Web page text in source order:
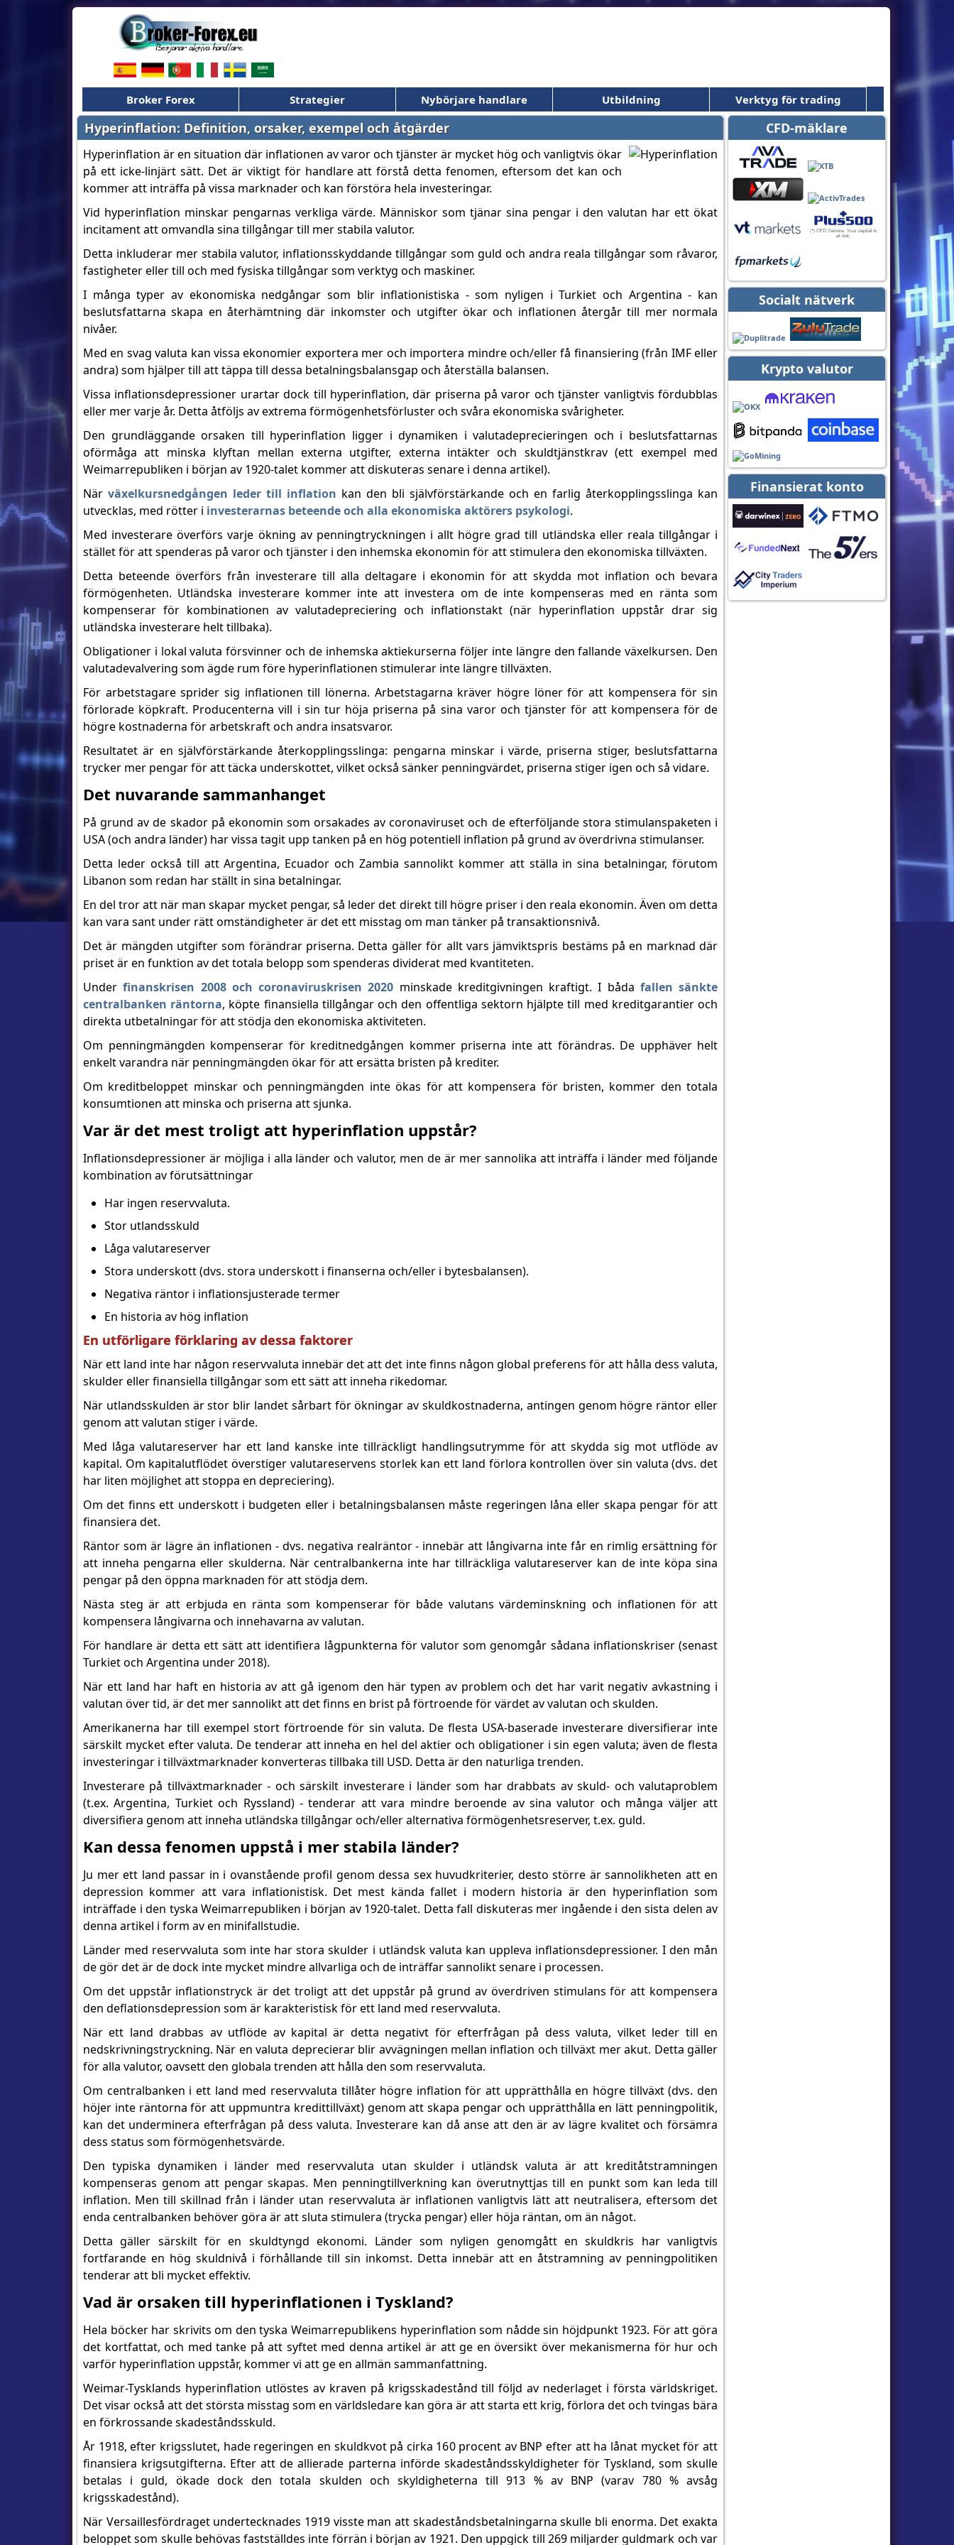
Broker Forex Strategier Nybörjare handlare Utbildning Verktyg för trading
CFD-mäklare
Socialt nätverk
Krypto valutor
Finansierat konto
Hyperinflation: Definition, orsaker, exempel och åtgärder
Hyperinflation är en situation där inflationen av varor och tjänster är mycket hög och vanligtvis ökar
på ett icke-linjärt sätt. Det är viktigt för handlare att förstå detta fenomen, eftersom det kan och
kommer att inträffa på vissa marknader och kan förstöra hela investeringar.
Vid hyperinflation minskar pengarnas verkliga värde. Människor som tjänar sina pengar i den valutan har ett ökat
incitament att omvandla sina tillgångar till mer stabila valutor.
Detta inkluderar mer stabila valutor, inflationsskyddande tillgångar som guld och andra reala tillgångar som råvaror,
fastigheter eller till och med fysiska tillgångar som verktyg och maskiner.
I många typer av ekonomiska nedgångar som blir inflationistiska - som nyligen i Turkiet och Argentina - kan
beslutsfattarna skapa en återhämtning där inkomster och utgifter ökar och inflationen återgår till mer normala
nivåer.
Med en svag valuta kan vissa ekonomier exportera mer och importera mindre och/eller få finansiering (från IMF eller
andra) som hjälper till att täppa till dessa betalningsbalansgap och återställa balansen.
Vissa inflationsdepressioner urartar dock till hyperinflation, där priserna på varor och tjänster vanligtvis fördubblas
eller mer varje år. Detta åtföljs av extrema förmögenhetsförluster och svåra ekonomiska svårigheter.
Den grundläggande orsaken till hyperinflation ligger i dynamiken i valutadeprecieringen och i beslutsfattarnas
oförmåga att minska klyftan mellan externa utgifter, externa intäkter och skuldtjänstkrav (ett exempel med
Weimarrepubliken i början av 1920-talet kommer att diskuteras senare i denna artikel).
När växelkursnedgången leder till inflation kan den bli självförstärkande och en farlig återkopplingsslinga kan
utvecklas, med rötter i investerarnas beteende och alla ekonomiska aktörers psykologi.
Med investerare överförs varje ökning av penningtryckningen i allt högre grad till utländska eller reala tillgångar i
stället för att spenderas på varor och tjänster i den inhemska ekonomin för att stimulera den ekonomiska tillväxten.
Detta beteende överförs från investerare till alla deltagare i ekonomin för att skydda mot inflation och bevara
förmögenheten. Utländska investerare kommer inte att investera om de inte kompenseras med en ränta som
kompenserar för kombinationen av valutadepreciering och inflationstakt (när hyperinflation uppstår drar sig
utländska investerare helt tillbaka).
Obligationer i lokal valuta försvinner och de inhemska aktiekurserna följer inte längre den fallande växelkursen. Den
valutadevalvering som ägde rum före hyperinflationen stimulerar inte längre tillväxten.
För arbetstagare sprider sig inflationen till lönerna. Arbetstagarna kräver högre löner för att kompensera för sin
förlorade köpkraft. Producenterna vill i sin tur höja priserna på sina varor och tjänster för att kompensera för de
högre kostnaderna för arbetskraft och andra insatsvaror.
Resultatet är en självförstärkande återkopplingsslinga: pengarna minskar i värde, priserna stiger, beslutsfattarna
trycker mer pengar för att täcka underskottet, vilket också sänker penningvärdet, priserna stiger igen och så vidare.
Det nuvarande sammanhanget
På grund av de skador på ekonomin som orsakades av coronaviruset och de efterföljande stora stimulanspaketen i
USA (och andra länder) har vissa tagit upp tanken på en hög potentiell inflation på grund av överdrivna stimulanser.
Detta leder också till att Argentina, Ecuador och Zambia sannolikt kommer att ställa in sina betalningar, förutom
Libanon som redan har ställt in sina betalningar.
En del tror att när man skapar mycket pengar, så leder det direkt till högre priser i den reala ekonomin. Även om detta
kan vara sant under rätt omständigheter är det ett misstag om man tänker på transaktionsnivå.
Det är mängden utgifter som förändrar priserna. Detta gäller för allt vars jämviktspris bestäms på en marknad där
priset är en funktion av det totala belopp som spenderas dividerat med kvantiteten.
Underfinanskrisen 2008 och coronaviruskrisen 2020 minskade kreditgivningen kraftigt. I båda fallen sänkte
centralbanken räntorna, köpte finansiella tillgångar och den offentliga sektorn hjälpte till med kreditgarantier och
direkta utbetalningar för att stödja den ekonomiska aktiviteten.
Om penningmängden kompenserar för kreditnedgången kommer priserna inte att förändras. De upphäver helt
enkelt varandra när penningmängden ökar för att ersätta bristen på krediter.
Om kreditbeloppet minskar och penningmängden inte ökas för att kompensera för bristen, kommer den totala
konsumtionen att minska och priserna att sjunka.
Var är det mest troligt att hyperinflation uppstår?
Inflationsdepressioner är möjliga i alla länder och valutor, men de är mer sannolika att inträffa i länder med följande
kombination av förutsättningar
Har ingen reservvaluta.
Stor utlandsskuld
Låga valutareserver
Stora underskott (dvs. stora underskott i finanserna och/eller i bytesbalansen).
Negativa räntor i inflationsjusterade termer
En historia av hög inflation
En utförligare förklaring av dessa faktorer
När ett land inte har någon reservvaluta innebär det att det inte finns någon global preferens för att hålla dess valuta,
skulder eller finansiella tillgångar som ett sätt att inneha rikedomar.
När utlandsskulden är stor blir landet sårbart för ökningar av skuldkostnaderna, antingen genom högre räntor eller
genom att valutan stiger i värde.
Med låga valutareserver har ett land kanske inte tillräckligt handlingsutrymme för att skydda sig mot utflöde av
kapital. Om kapitalutflödet överstiger valutareservens storlek kan ett land förlora kontrollen över sin valuta (dvs. det
har liten möjlighet att stoppa en depreciering).
Om det finns ett underskott i budgeten eller i betalningsbalansen måste regeringen låna eller skapa pengar för att
finansiera det.
Räntor som är lägre än inflationen - dvs. negativa realräntor - innebär att långivarna inte får en rimlig ersättning för
att inneha pengarna eller skulderna. När centralbankerna inte har tillräckliga valutareserver kan de inte köpa sina
pengar på den öppna marknaden för att stödja dem.
Nästa steg är att erbjuda en ränta som kompenserar för både valutans värdeminskning och inflationen för att
kompensera långivarna och innehavarna av valutan.
För handlare är detta ett sätt att identifiera lågpunkterna för valutor som genomgår sådana inflationskriser (senast
Turkiet och Argentina under 2018).
När ett land har haft en historia av att gå igenom den här typen av problem och det har varit negativ avkastning i
valutan över tid, är det mer sannolikt att det finns en brist på förtroende för värdet av valutan och skulden.
Amerikanerna har till exempel stort förtroende för sin valuta. De flesta USA-baserade investerare diversifierar inte
särskilt mycket efter valuta. De tenderar att inneha en hel del aktier och obligationer i sin egen valuta; även de flesta
investeringar i tillväxtmarknader konverteras tillbaka till USD. Detta är den naturliga trenden.
Investerare på tillväxtmarknader - och särskilt investerare i länder som har drabbats av skuld- och valutaproblem
(t.ex. Argentina, Turkiet och Ryssland) - tenderar att vara mindre beroende av sina valutor och många väljer att
diversifiera genom att inneha utländska tillgångar och/eller alternativa förmögenhetsreserver, t.ex. guld.
Kan dessa fenomen uppstå i mer stabila länder?
Ju mer ett land passar in i ovanstående profil genom dessa sex huvudkriterier, desto större är sannolikheten att en
depression kommer att vara inflationistisk. Det mest kända fallet i modern historia är den hyperinflation som
inträffade i den tyska Weimarrepubliken i början av 1920-talet. Detta fall diskuteras mer ingående i den sista delen av
denna artikel i form av en minifallstudie.
Länder med reservvaluta som inte har stora skulder i utländsk valuta kan uppleva inflationsdepressioner. I den mån
de gör det är de dock inte mycket mindre allvarliga och de inträffar sannolikt senare i processen.
Om det uppstår inflationstryck är det troligt att det uppstår på grund av överdriven stimulans för att kompensera
den deflationsdepression som är karakteristisk för ett land med reservvaluta.
När ett land drabbas av utflöde av kapital är detta negativt för efterfrågan på dess valuta, vilket leder till en
nedskrivningstryckning. När en valuta deprecierar blir avvägningen mellan inflation och tillväxt mer akut. Detta gäller
för alla valutor, oavsett den globala trenden att hålla den som reservvaluta.
Om centralbanken i ett land med reservvaluta tillåter högre inflation för att upprätthålla en högre tillväxt (dvs. den
höjer inte räntorna för att uppmuntra kredittillväxt) genom att skapa pengar och upprätthålla en lätt penningpolitik,
kan det underminera efterfrågan på dess valuta. Investerare kan då anse att den är av lägre kvalitet och försämra
dess status som förmögenhetsvärde.
Den typiska dynamiken i länder med reservvaluta utan skulder i utländsk valuta är att kreditåtstramningen
kompenseras genom att pengar skapas. Men penningtillverkning kan överutnyttjas till en punkt som kan leda till
inflation. Men till skillnad från i länder utan reservvaluta är inflationen vanligtvis lätt att neutralisera, eftersom det
enda centralbanken behöver göra är att sluta stimulera (trycka pengar) eller höja räntan, om än något.
Detta gäller särskilt för en skuldtyngd ekonomi. Länder som nyligen genomgått en skuldkris har vanligtvis
fortfarande en hög skuldnivå i förhållande till sin inkomst. Detta innebär att en åtstramning av penningpolitiken
tenderar att bli mycket effektiv.
Vad är orsaken till hyperinflationen i Tyskland?
Hela böcker har skrivits om den tyska Weimarrepublikens hyperinflation som nådde sin höjdpunkt 1923. För att göra
det kortfattat, och med tanke på att syftet med denna artikel är att ge en översikt över mekanismerna för hur och
varför hyperinflation uppstår, kommer vi att ge en allmän sammanfattning.
Weimar-Tysklands hyperinflation utlöstes av kraven på krigsskadestånd till följd av nederlaget i första världskriget.
Det visar också att det största misstag som en världsledare kan göra är att starta ett krig, förlora det och tvingas bära
en förkrossande skadeståndsskuld.
År 1918, efter krigsslutet, hade regeringen en skuldkvot på cirka 160 procent av BNP efter att ha lånat mycket för att
finansiera krigsutgifterna. Efter att de allierade parterna införde skadeståndsskyldigheter för Tyskland, som skulle
betalas i guld, ökade dock den totala skulden och skyldigheterna till 913 % av BNP (varav 780 % avsåg
krigsskadestånd).
När Versaillesfördraget undertecknades 1919 visste man att skadeståndsbetalningarna skulle bli enorma. Det exakta
beloppet som skulle behövas fastställdes inte förrän i början av 1921. Den uppgick till 269 miljarder guldmark och var